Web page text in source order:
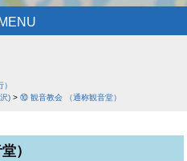
MENU
)
⑩ 観音教会 （通称観音堂）
）